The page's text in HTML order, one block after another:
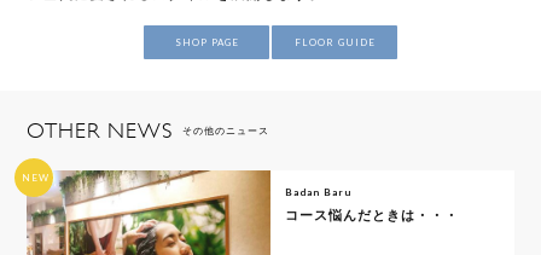
SHOP PAGE FLOOR GUIDE
OTHER NEWS その他のニュース
NEW
Badan Baru
コース悩んだときは・・・